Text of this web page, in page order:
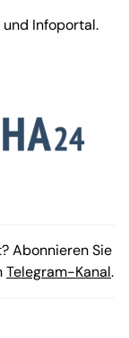
und Infoportal.
Abonnieren Sie
Telegram-Kanal.